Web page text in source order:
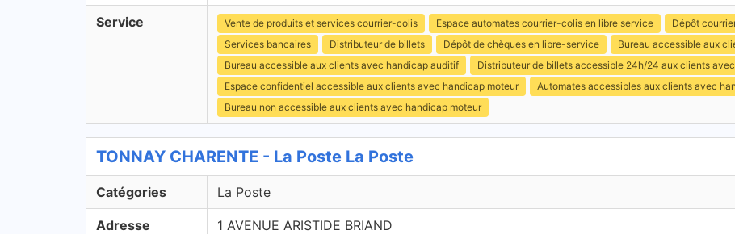
Service Vente de produits et services courrier-colis Espace automates courrier-colis en libre service Dépôt
Services bancaires
Distributeur de billets Dépôt de chèques en libre-service
Bureau accessible aux
Bureau accessible aux clients avec handicap auditif
Distributeur de billets accessible 24h/24 aux clients
Espace confidentiel accessible aux clients avec handicap moteur
Automates accessibles aux clients avec
Bureau non accessible aux clients avec handicap moteur
TONNAY CHARENTE - La Poste La Poste
Catégories La Poste
Adresse
1 AVENUE ARISTIDE BRIAND